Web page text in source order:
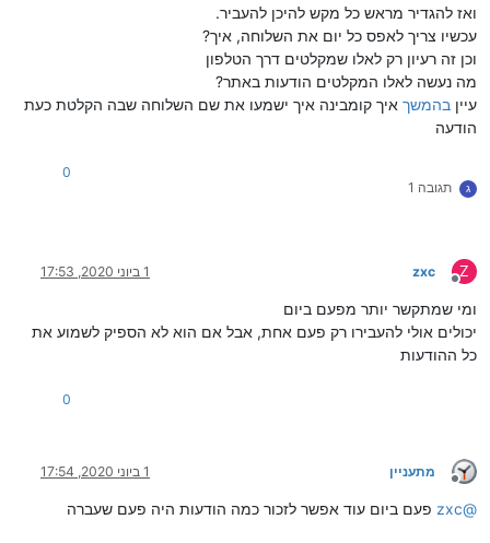
ואז להגדיר מראש כל מקש להיכן להעביר.
עכשיו צריך לאפס כל יום את השלוחה, איך?
וכן זה רעיון רק לאלו שמקלטים דרך הטלפון
מה נעשה לאלו המקלטים הודעות באתר?
עיין בהמשך איך קומבינה איך ישמעו את שם השלוחה שבה הקלטת כעת
הודעה
ג תגובה 1
0
Z
מנותק
zxc 1 ביוני 2020, 17:53
ומי שמתקשר יותר מפעם ביום
יכולים אולי להעבירו רק פעם אחת, אבל אם הוא לא הספיק לשמוע את
כל ההודעות
0
מנותק
מתעניין 1 ביוני 2020, 17:54
@
zxc פעם ביום עוד אפשר לזכור כמה הודעות היה פעם שעברה